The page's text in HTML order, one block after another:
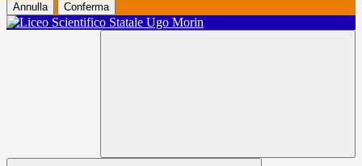
Annulla Conferma